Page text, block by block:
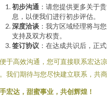
初步沟通 ：请您提供更多关于
息，以便我们进行初步评估。
深度洽谈 ：我方区域经理将与
支持及双方权责。
签订协议 ：在达成共识后，正
于高效沟通，您可直接联系宏达
我们期待与您尽快建立联系，共商
宏达，甜蜜事业，共创辉煌！